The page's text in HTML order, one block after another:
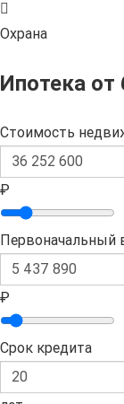
Охрана
Ипотека от
Стоимость
₽
Первоначальный
₽
Срок кредита